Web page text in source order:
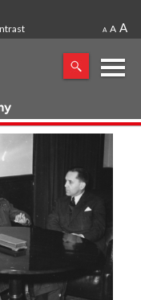
A A A
X